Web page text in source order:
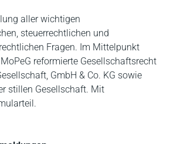
aller wichtigen
steuerrechtlichen und
Fragen. Im Mittelpunkt
reformierte Gesellschaftsrecht
GmbH & Co. KG sowie
stillen Gesellschaft. Mit